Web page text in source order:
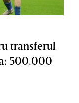
transferul
500.000